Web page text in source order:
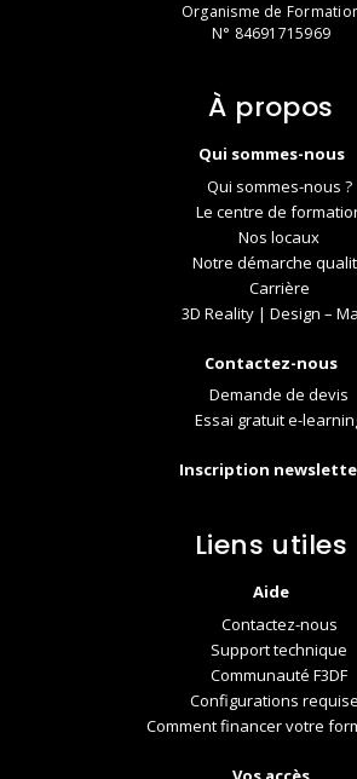
Organisme de
N° 84691715969
À propos
Qui sommes-nous
Qui sommes-nous ?
Le centre de
Nos locaux
Notre démarche
Carrière
3D Reality | Design –
Contactez-nous
Demande de devis
Essai gratuit e-
Inscription
Liens utiles
Aide
Contactez-nous
Support technique
Communauté F3DF
Configurations
Comment financer votre